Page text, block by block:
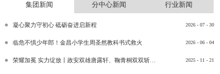
集团新闻 分中心新闻 行业新闻
2026 - 07 - 30
凝心聚力守初心 砥砺奋进启新程
2026 - 06 - 04
临危不惧少年郎！金昌小学生周圣然教科书式救火
2025 - 11 - 21
荣耀加冕 实力绽放丨政安双雄唐露轩、鞠青桐双双斩获“渝消蓝盾讲师团金牌讲师”比武竞赛决赛大奖